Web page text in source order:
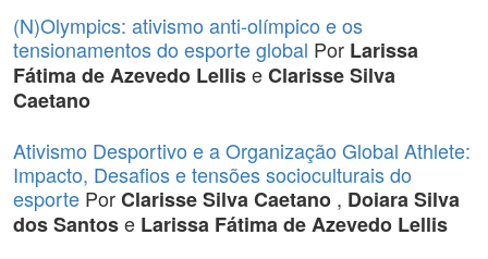
(N)Olympics: ativismo anti-olímpico e os
tensionamentos do esporte global Por Larissa
Fátima de Azevedo LelliseClarisse Silva
Caetano
Ativismo Desportivo e a Organização Global Athlete:
Impacto, Desafios e tensões socioculturais do
esporte PorClarisse Silva Caetano , Doiara Silva
dos Santose Larissa Fátima de Azevedo Lellis